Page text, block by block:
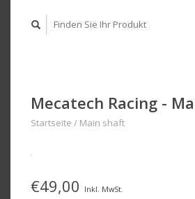
Mecatech Racing -
Startseite / Main shaft
€49,00 Inkl. MwSt.